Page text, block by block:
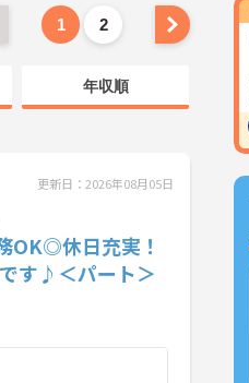
1 2
年収順
更新日：2026年08月05日
OK◎休日充実！
す♪＜パート＞